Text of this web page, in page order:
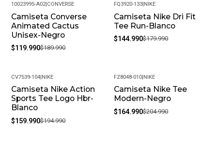
Lavar A Máquina
¡Ventajas de Comprar en Pacific Sport Colombia!:
Calidad Garantizada.
Preguntas Frecuentes
¿Los productos son originales?
-37%
10023995-A02|CONVERSE
Camiseta Converse
Animated Cactus
Unisex-Negro
$119.990$189.990
-19%
FQ3920-133|NIKE
Camiseta Nike Dri Fit
Tee Run-Blanco
$144.990$179.990
-18%
CV7539-104|NIKE
Camiseta Nike Action
Sports Tee Logo Hbr-
Blanco
$159.990$194.990
-20%
FZ8048-010|NIKE
Camiseta Nike Tee
Modern-Negro
$164.990$204.990